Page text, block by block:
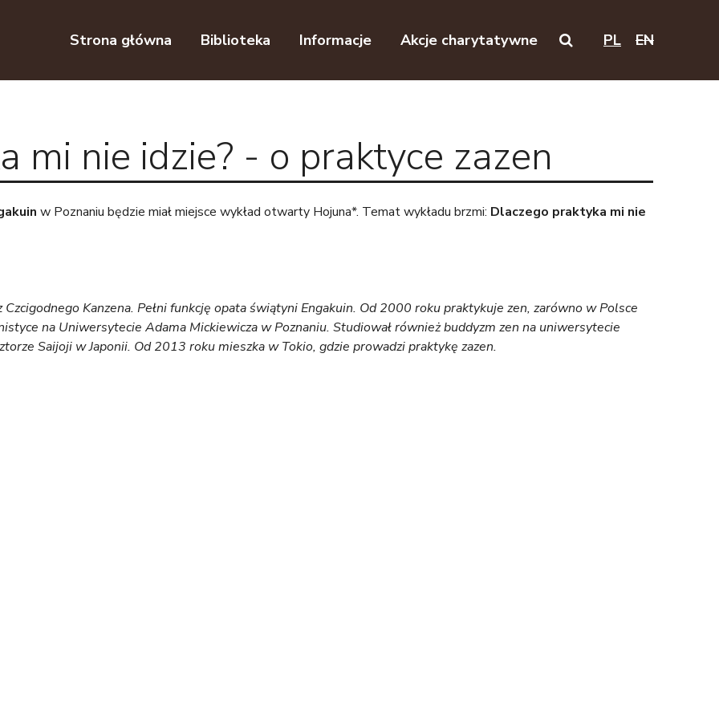
Strona główna Biblioteka Informacje Akcje charytatywne PL EN
mi nie idzie? - o praktyce zazen
w Poznaniu będzie miał miejsce wykład otwarty Hojuna*. Temat wykładu brzmi: Dlaczego praktyka mi nie
Kanzena. Pełni funkcję opata świątyni Engakuin. Od 2000 roku praktykuje zen, zarówno w Polsce
na Uniwersytecie Adama Mickiewicza w Poznaniu. Studiował również buddyzm zen na uniwersytecie
Saijoji w Japonii. Od 2013 roku mieszka w Tokio, gdzie prowadzi praktykę zazen.